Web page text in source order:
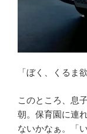
「ぼく、くるま
このところ、息
朝。保育園に連
ないかなぁ。「